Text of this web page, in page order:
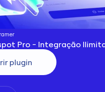
plugin